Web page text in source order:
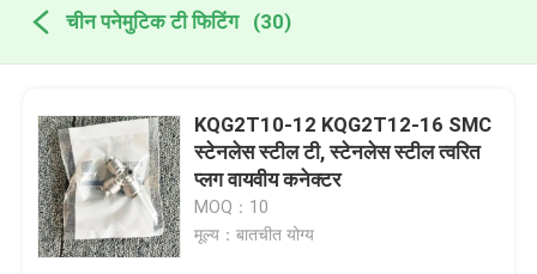
चीन पनेमुटिक टी फिटिंग (30)
KQG2T10-12 KQG2T12-16 SMC
स्टेनलेस स्टील टी, स्टेनलेस स्टील त्वरित
प्लग वायवीय कनेक्टर
MOQ：10
मूल्य：बातचीत योग्य